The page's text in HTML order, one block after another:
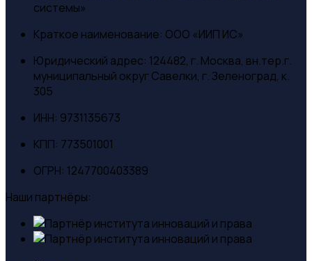
системы»
Краткое наименование: ООО «ИИП ИС»
Юридический адрес: 124482, г. Москва, вн.тер.г.
муниципальный округ Савелки, г. Зеленоград, к.
305
ИНН: 9731135673
КПП: 773501001
ОГРН: 1247700403389
Наши партнёры: